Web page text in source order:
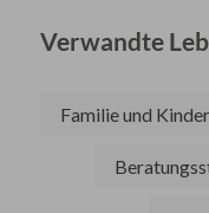
Verwandte
Familie und Kinder